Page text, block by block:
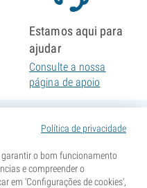
Política de privacidade
o bom funcionamento
e compreender o
em 'Configurações de cookies',
Estamos aqui para
ajudar
Consulte a nossa
página de apoio